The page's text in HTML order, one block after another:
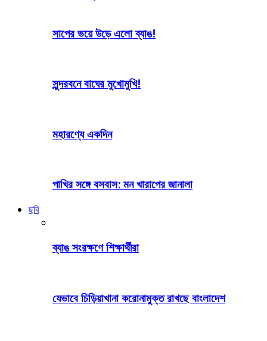
সাপের ভয়ে উড়ে এলো ব্যাঙ!
সুন্দরবনে বাঘের মুখোমুখি!
মহারণ্যে একদিন
পাখির সঙ্গে বসবাস: মন খারাপের জানালা
ছবি
ব্যাঙ সংরক্ষণে শিক্ষার্থীরা
যেভাবে চিড়িয়াখানা করোনামুক্ত রাখছে বাংলাদেশ